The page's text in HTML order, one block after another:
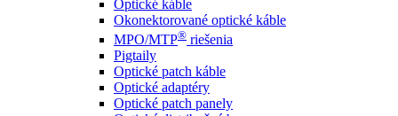
Optické káble
Okonektorované optické káble
MPO/MTP® ​ riešenia
Pigtaily
Optické patch káble
Optické adaptéry
Optické patch panely